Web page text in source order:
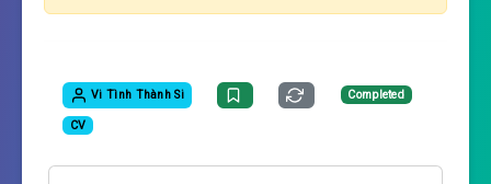
Vi Tình Thành Si Completed
CV